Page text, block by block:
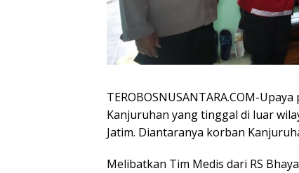
TEROBOSNUSANTARA.COM-
Kanjuruhan yang tinggal di luar
Jatim. Diantaranya korban
Melibatkan Tim Medis dari RS